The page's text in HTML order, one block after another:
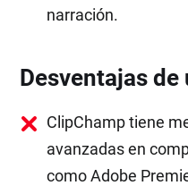
narración.
Desventajas de
ClipChamp tiene
avanzadas en
como Adobe